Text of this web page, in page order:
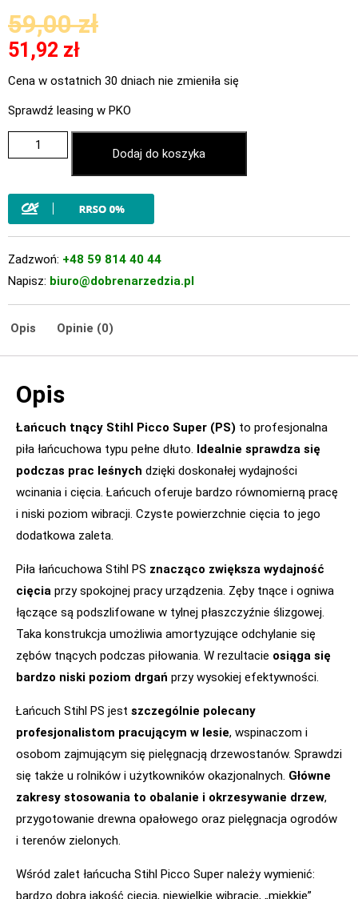
59,00zł
51,92 zł
Cena w ostatnich 30 dniach nie zmieniła się
Sprawdź leasing w PKO
Dodaj do koszyka
Zadzwoń: +48 59 814 40 44
Napisz: biuro@dobrenarzedzia.pl
Opis Opinie (0)
Opis
Łańcuch tnący Stihl Picco Super (PS) to profesjonalna
piła łańcuchowa typu pełne dłuto. Idealnie sprawdza się
podczas prac leśnych dzięki doskonałej wydajności
wcinania i cięcia. Łańcuch oferuje bardzo równomierną pracę
i niski poziom wibracji. Czyste powierzchnie cięcia to jego
dodatkowa zaleta.
Piła łańcuchowa Stihl PS znacząco zwiększa wydajność
cięcia przy spokojnej pracy urządzenia. Zęby tnące i ogniwa
łączące są podszlifowane w tylnej płaszczyźnie ślizgowej.
Taka konstrukcja umożliwia amortyzujące odchylanie się
zębów tnących podczas piłowania. W rezultacie osiąga się
bardzo niski poziom drgań przy wysokiej efektywności.
Łańcuch Stihl PS jest szczególnie polecany
profesjonalistom pracującym w lesie, wspinaczom i
osobom zajmującym się pielęgnacją drzewostanów. Sprawdzi
się także u rolników i użytkowników okazjonalnych. Główne
zakresy stosowania to obalanie i okrzesywanie drzew,
przygotowanie drewna opałowego oraz pielęgnacja ogrodów
i terenów zielonych.
Wśród zalet łańcucha Stihl Picco Super należy wymienić:
bardzo dobrą jakość cięcia, niewielkie wibracje, „miękkie”